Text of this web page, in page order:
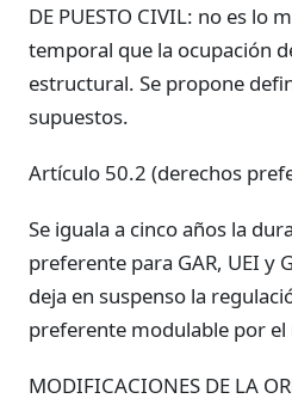
DE PUESTO CIVIL: no es lo
temporal que la ocupación
estructural. Se propone
supuestos.
Artículo 50.2 (derechos
Se iguala a cinco años la
preferente para GAR, UEI y
deja en suspenso la
preferente modulable por
MODIFICACIONES DE LA